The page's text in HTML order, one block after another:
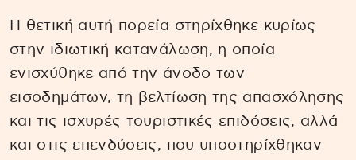
Η θετική αυτή πορεία στηρίχθηκε κυρίως
στην ιδιωτική κατανάλωση, η οποία
ενισχύθηκε από την άνοδο των
εισοδημάτων, τη βελτίωση της απασχόλησης
και τις ισχυρές τουριστικές επιδόσεις, αλλά
και στις επενδύσεις, που υποστηρίχθηκαν